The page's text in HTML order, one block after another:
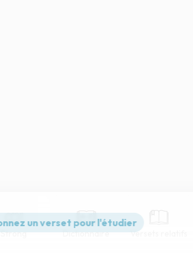
Strong Dictionnaire Versets relatifs